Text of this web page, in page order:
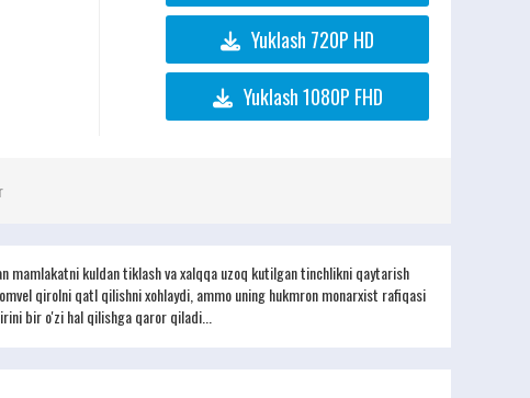
Yuklash 720P HD
Yuklash 1080P FHD
mamlakatni kuldan tiklash va xalqqa uzoq kutilgan tinchlikni qaytarish
qirolni qatl qilishni xohlaydi, ammo uning hukmron monarxist rafiqasi
bir o'zi hal qilishga qaror qiladi...